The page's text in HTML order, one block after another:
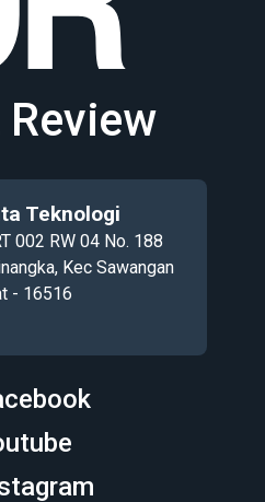
Teknologi
002 RW 04 No. 188
Kec Sawangan
- 16516